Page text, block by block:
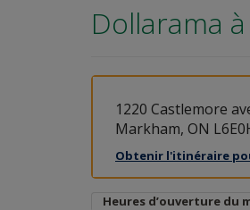
Dollarama à
1220 Castlemore
Markham, ON
Obtenir l'itinéraire
Heures d’ouverture du